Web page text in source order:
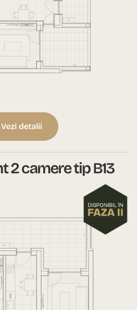
Vezi detalii
2 camere tip B13